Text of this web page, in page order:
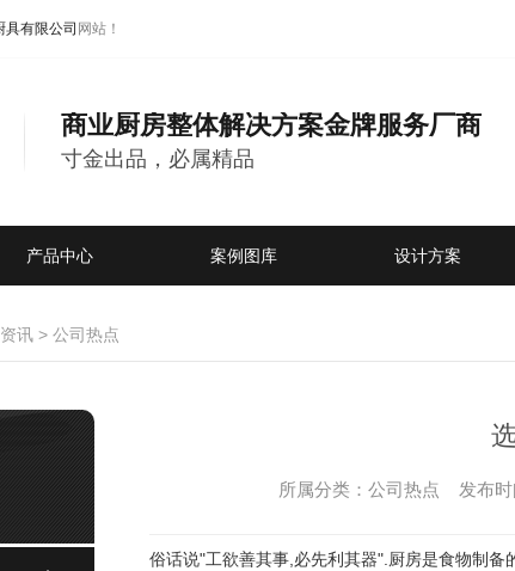
具有限公司 网站！
商业厨房整体解决方案金牌服务厂商
寸金出品，必属精品
产品中心 案例图库 设计方案
讯 > 公司热点
所属分类：公司热点 发布
俗话说"工欲善其事,必先利其器".厨房是食物制